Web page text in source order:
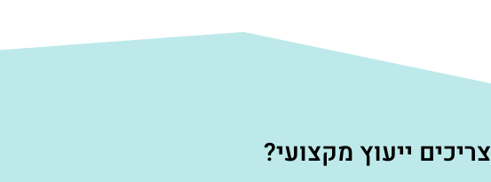
צריכים ייעוץ מקצועי?